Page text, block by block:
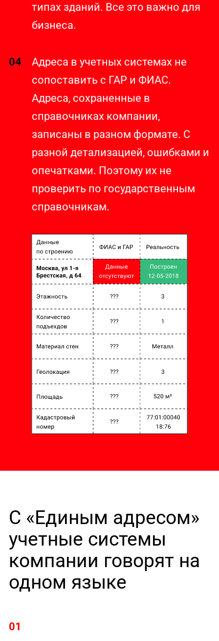
типах зданий. Все это важно для
бизнеса.
04
Адреса в учетных системах не
сопоставить с ГАР и ФИАС.
Адреса, сохраненные в
справочниках компании,
записаны в разном формате. С
разной детализацией, ошибками и
опечатками. Поэтому их не
проверить по государственным
справочникам.
С «Единым адресом»
учетные системы
компании говорят на
одном языке
01